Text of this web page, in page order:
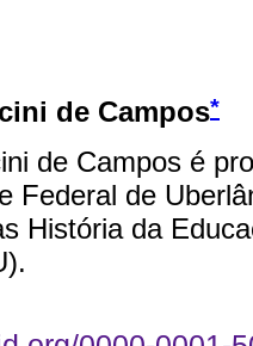
de Campos*
de Campos é
Federal de
História da